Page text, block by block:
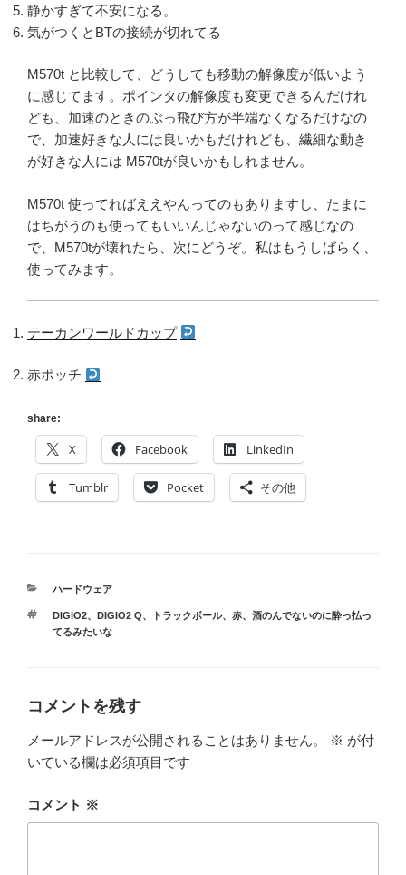
静かすぎて不安になる。
気がつくとBTの接続が切れてる
M570t と比較して、どうしても移動の解像度が低いよう
に感じてます。ポインタの解像度も変更できるんだけれ
ども、加速のときのぶっ飛び方が半端なくなるだけなの
で、加速好きな人には良いかもだけれども、繊細な動き
が好きな人には M570tが良いかもしれません。
M570t 使ってればええやんってのもありますし、たまに
はちがうのも使ってもいいんじゃないのって感じなの
で、M570tが壊れたら、次にどうぞ。私はもうしばらく、
使ってみます。
テーカンワールドカップ
赤ポッチ
share:
X Facebook LinkedIn
Tumblr Pocket その他
カ
ゴ
リ
ハードウェア
タ
グ
DIGIO2、 DIGIO2 Q、 トラックボール、 赤、 酒のんでないのに酔っ払っ
てるみたいな
コメントを残す
メールアドレスが公開されることはありません。 ※ が付
いている欄は必須項目です
コメント ※